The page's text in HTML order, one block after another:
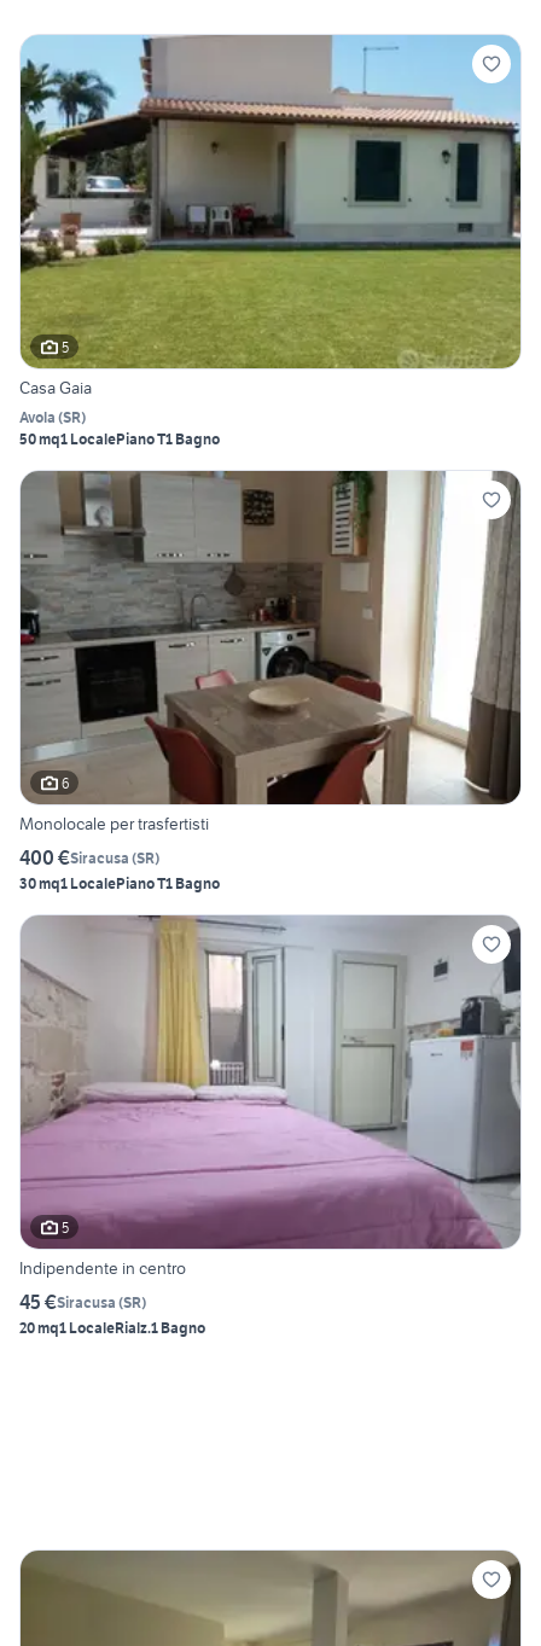
5
Casa Gaia
Avola (SR)
50 mq1 LocalePiano T1 Bagno
6
Monolocale per trasfertisti
400 €Siracusa (SR)
30 mq1 LocalePiano T1 Bagno
5
Indipendente in centro
45 €Siracusa (SR)
20 mq1 LocaleRialz.1 Bagno